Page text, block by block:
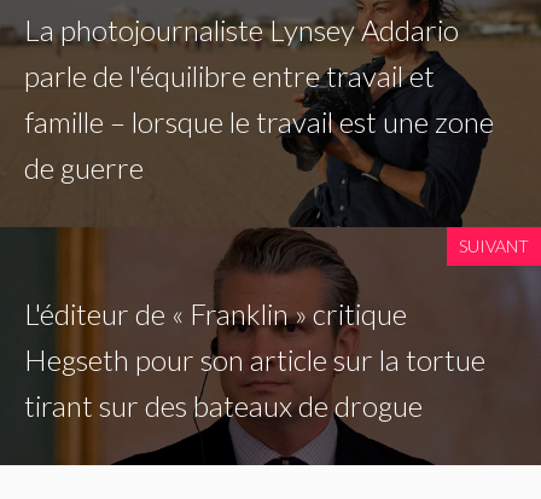
La photojournaliste Lynsey Addario
parle de l'équilibre entre travail et
famille – lorsque le travail est une zone
de guerre
SUIVANT
L'éditeur de « Franklin » critique
Hegseth pour son article sur la tortue
tirant sur des bateaux de drogue